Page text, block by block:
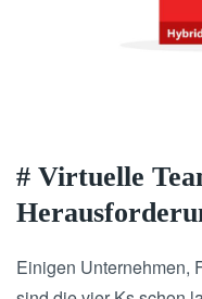
# Virtuelle
Einigen Unternehmen,